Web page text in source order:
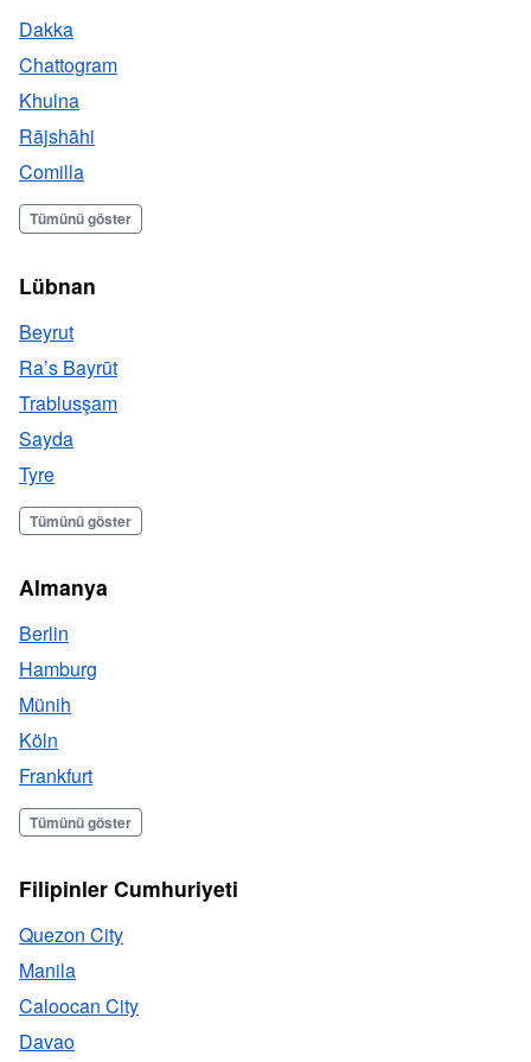
Dakka
Chattogram
Khulna
Rājshāhi
Comilla
Tümünü göster
Lübnan
Beyrut
Ra’s Bayrūt
Trablusşam
Sayda
Tyre
Tümünü göster
Almanya
Berlin
Hamburg
Münih
Köln
Frankfurt
Tümünü göster
Filipinler Cumhuriyeti
Quezon City
Manila
Caloocan City
Davao